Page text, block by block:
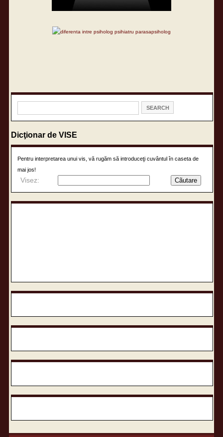
Dicţionar de VISE
Pentru interpretarea unui vis, vă rugăm să introduceţi cuvântul în caseta de
mai jos!
Visez: